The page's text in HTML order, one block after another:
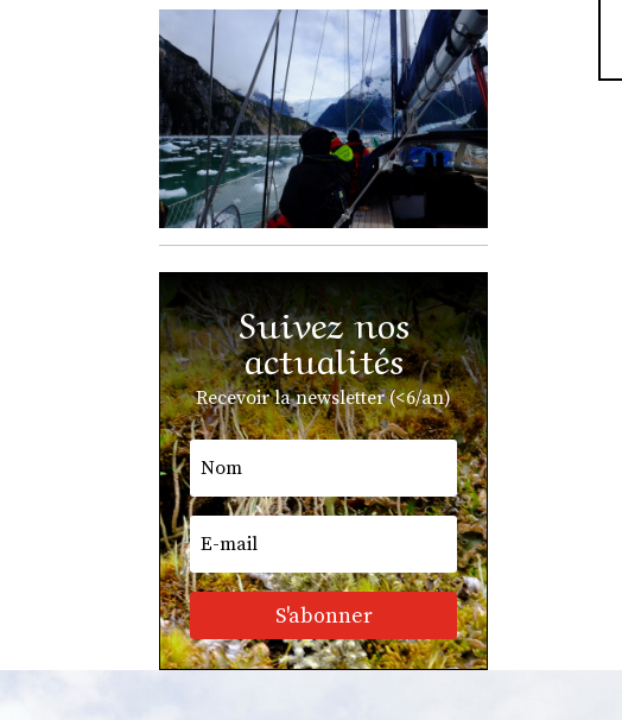
Suivez nos
actualités
Recevoir la newsletter (<6/an)
S'abonner